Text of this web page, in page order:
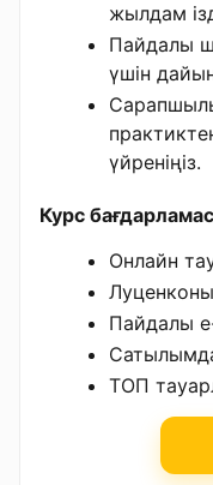
жылдам
Пайдалы
үшін
үйреніңіз.
Курс
Онлайн
Пайдалы
ТОП